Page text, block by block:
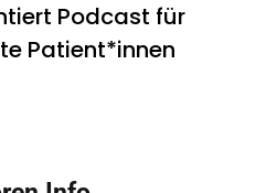
Podcast für
Patient*innen